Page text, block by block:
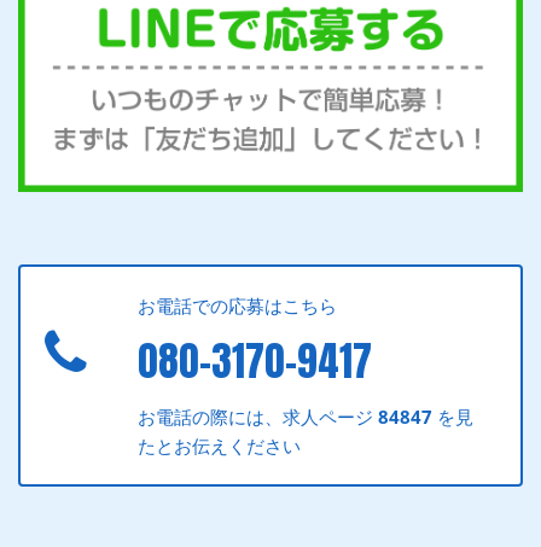
お電話での応募はこちら
080-3170-9417
お電話の際には、求人ページ84847 を見
たとお伝えください